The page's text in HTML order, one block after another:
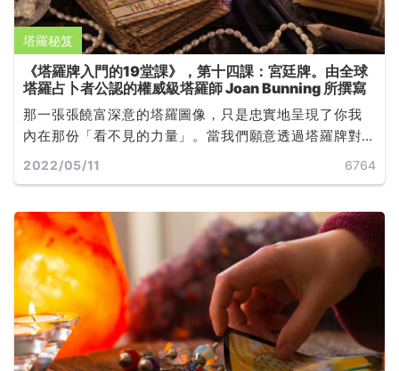
塔羅秘笈
《塔羅牌入門的19堂課》，第十四課：宮廷牌。由全球
塔羅占卜者公認的權威級塔羅師 Joan Bunning 所撰寫
那一張張饒富深意的塔羅圖像，只是忠實地呈現了你我
內在那份「看不見的力量」。當我們願意透過塔羅牌對
自己的心靈運作有更深的覺知，無論未來發展是否如預
2022/05/11 6764